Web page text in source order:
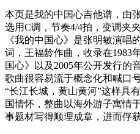
本页是我的中国心吉他谱，由
选用C调，节奏4/4拍，变调夹
《我的中国心》是张明敏演唱
词，王福龄作曲，收录在1983
国心》以及2005年公开发行的
歌曲很容易流于概念化和喊口
“长江长城，黄山黄河”这样具
国情怀，整曲以海外游子寓情
事题材写得顺理成章，进而俘